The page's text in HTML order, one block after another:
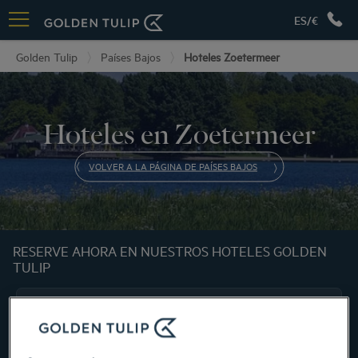
ES/€
Golden Tulip Países Bajos Hoteles Zoetermeer
Hoteles en Zoetermeer
VOLVER A LA PÁGINA DE PAÍSES BAJOS
RESERVE AHORA EN NUESTROS HOTELES GOLDEN
TULIP